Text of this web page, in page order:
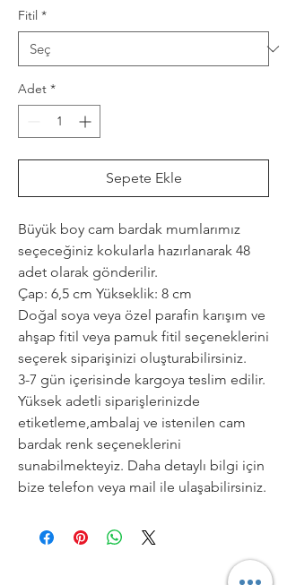
Fitil *
Adet *
Sepete Ekle
Büyük boy cam bardak mumlarımız
seçeceğiniz kokularla hazırlanarak 48
adet olarak gönderilir.
Çap: 6,5 cm Yükseklik: 8 cm
Doğal soya veya özel parafin karışım ve
ahşap fitil veya pamuk fitil seçeneklerini
seçerek siparişinizi oluşturabilirsiniz.
3-7 gün içerisinde kargoya teslim edilir.
Yüksek adetli siparişlerinizde
etiketleme,ambalaj ve istenilen cam
bardak renk seçeneklerini
sunabilmekteyiz. Daha detaylı bilgi için
bize telefon veya mail ile ulaşabilirsiniz.